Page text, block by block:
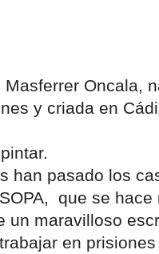
Oncala,
y criada en
han pasado los
SOPA, que se hace
un maravilloso
en